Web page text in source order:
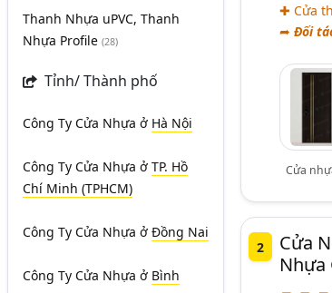
Thanh Nhựa uPVC, Thanh
Nhựa Profile (28)
Tỉnh/ Thành phố
Công Ty Cửa Nhựa ở Hà Nội
Công Ty Cửa Nhựa ở TP. Hồ
Chí Minh (TPHCM)
Công Ty Cửa Nhựa ở Đồng Nai
Công Ty Cửa Nhựa ở Bình
✚ Cửa
➦ Đối
Cửa
2
Cửa
Nhựa